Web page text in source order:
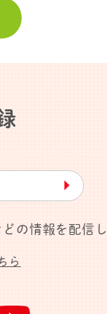
▶︎
の情報を配信
ら